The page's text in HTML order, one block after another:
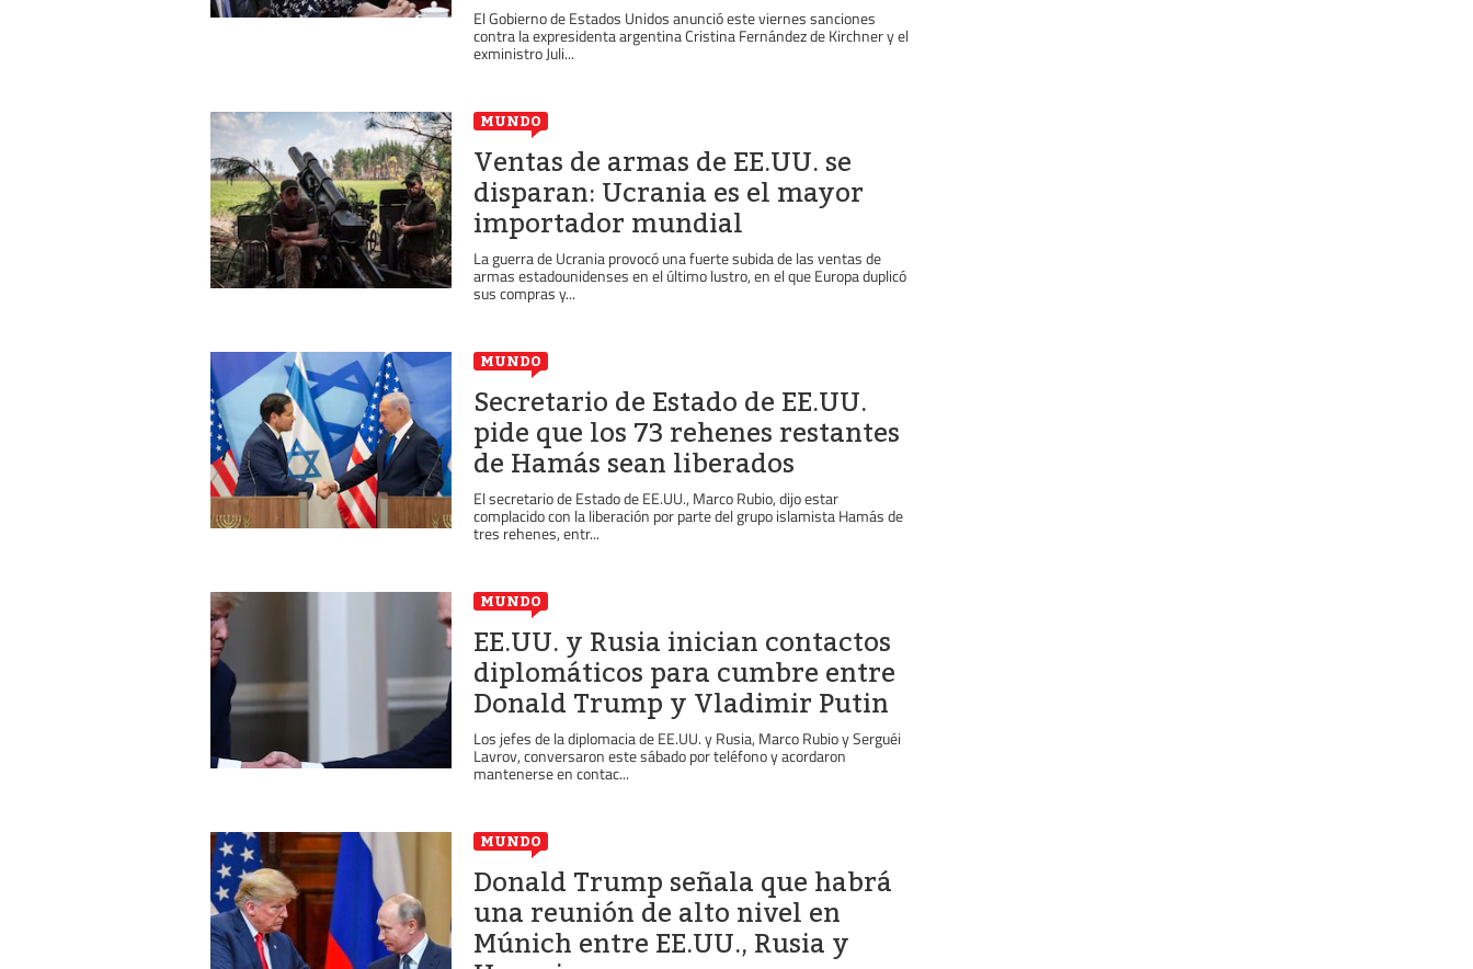
El Gobierno de Estados Unidos anunció este viernes sanciones
contra la expresidenta argentina Cristina Fernández de Kirchner y el
exministro Juli...
MUNDO
Ventas de armas de EE.UU. se
disparan: Ucrania es el mayor
importador mundial
La guerra de Ucrania provocó una fuerte subida de las ventas de
armas estadounidenses en el último lustro, en el que Europa duplicó
sus compras y...
MUNDO
Secretario de Estado de EE.UU.
pide que los 73 rehenes restantes
de Hamás sean liberados
El secretario de Estado de EE.UU., Marco Rubio, dijo estar
complacido con la liberación por parte del grupo islamista Hamás de
tres rehenes, entr...
MUNDO
EE.UU. y Rusia inician contactos
diplomáticos para cumbre entre
Donald Trump y Vladimir Putin
Los jefes de la diplomacia de EE.UU. y Rusia, Marco Rubio y Serguéi
Lavrov, conversaron este sábado por teléfono y acordaron
mantenerse en contac...
MUNDO
Donald Trump señala que habrá
una reunión de alto nivel en
Múnich entre EE.UU., Rusia y